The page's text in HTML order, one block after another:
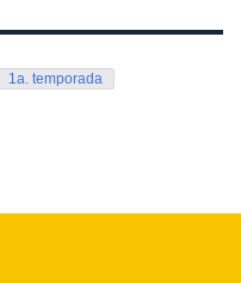
1a. temporada